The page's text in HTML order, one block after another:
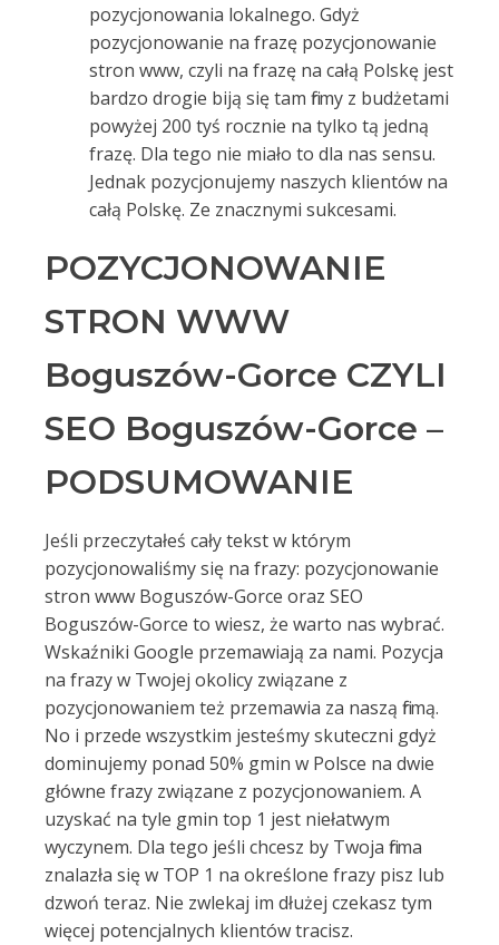
pozycjonowania lokalnego. Gdyż
pozycjonowanie na frazę pozycjonowanie
stron www, czyli na frazę na całą Polskę jest
bardzo drogie biją się tam firmy z budżetami
powyżej 200 tyś rocznie na tylko tą jedną
frazę. Dla tego nie miało to dla nas sensu.
Jednak pozycjonujemy naszych klientów na
całą Polskę. Ze znacznymi sukcesami.
POZYCJONOWANIE
STRON WWW
Boguszów-Gorce CZYLI
SEO Boguszów-Gorce –
PODSUMOWANIE
Jeśli przeczytałeś cały tekst w którym
pozycjonowaliśmy się na frazy: pozycjonowanie
stron www Boguszów-Gorce oraz SEO
Boguszów-Gorce to wiesz, że warto nas wybrać.
Wskaźniki Google przemawiają za nami. Pozycja
na frazy w Twojej okolicy związane z
pozycjonowaniem też przemawia za naszą firmą.
No i przede wszystkim jesteśmy skuteczni gdyż
dominujemy ponad 50% gmin w Polsce na dwie
główne frazy związane z pozycjonowaniem. A
uzyskać na tyle gmin top 1 jest niełatwym
wyczynem. Dla tego jeśli chcesz by Twoja firma
znalazła się w TOP 1 na określone frazy pisz lub
dzwoń teraz. Nie zwlekaj im dłużej czekasz tym
więcej potencjalnych klientów tracisz.